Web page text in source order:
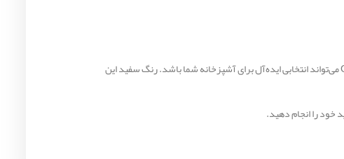
اگر به دنبال یک گاز رومیزی شیشه‌ای سفید با طراحی مدرن، کیفیت ساخت مطلوب و امکانات ایمنی کامل هستید، گاز رومیزی اخوان مدل Gi142NP می‌تواند انتخابی ایده‌آل برای آشپزخانه شما باشد. رنگ سفید این
را انجام دهید.